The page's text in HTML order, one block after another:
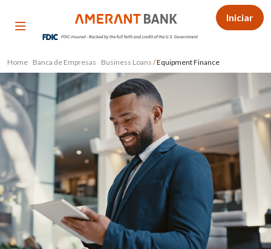
Iniciar
Home Banca de Empresas Business Loans /Equipment Finance